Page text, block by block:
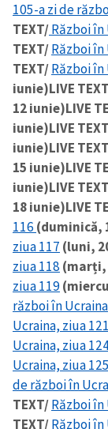
105-a zi de
TEXT/Război în
TEXT/Război în
TEXT/Război în
iunie)LIVE
12 iunie)LIVE
iunie)LIVE
iunie)LIVE
15 iunie)LIVE
iunie)LIVE
18 iunie)LIVE
116 (duminică,
ziua 117 (luni,
ziua 118 (marți,
ziua 119
război în Ucraina
Ucraina, ziua 121
Ucraina, ziua
Ucraina, ziua 125
de război în
TEXT/Război în
TEXT/Război în